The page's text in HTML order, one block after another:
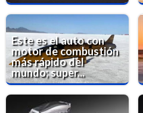
Este es el auto con
motor de combustión
más rápido del
mundo; super...